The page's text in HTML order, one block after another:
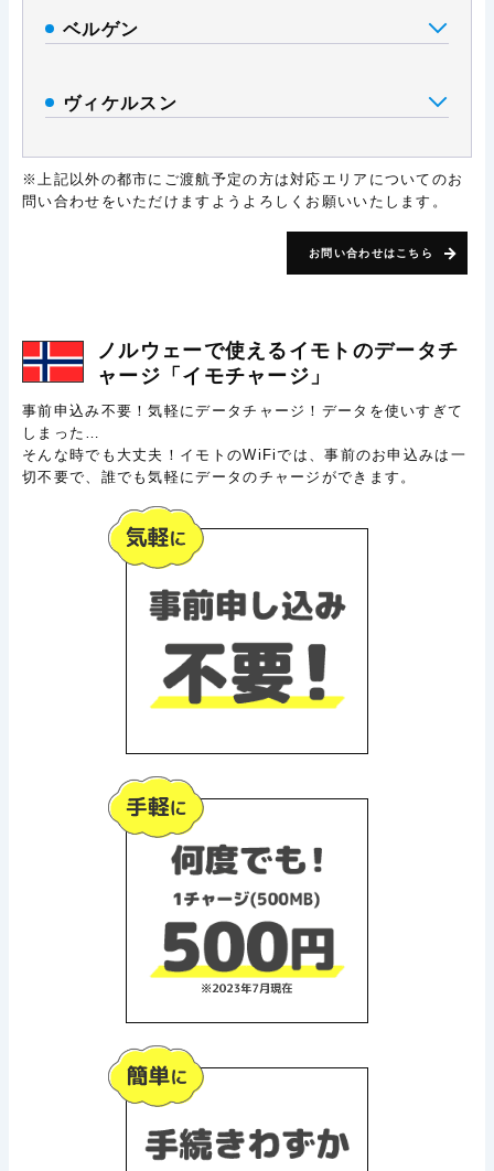
ベルゲン
ヴィケルスン
※上記以外の都市にご渡航予定の方は対応エリアについてのお
問い合わせをいただけますようよろしくお願いいたします。
お問い合わせはこちら
ノルウェーで使える イモトのデータチ
ャージ 「イモチャージ」
事前申込み不要！気軽にデータチャージ！データを使いすぎて
しまった…
そんな時でも大丈夫！イモトのWiFiでは、事前のお申込みは一
切不要で、誰でも気軽にデータのチャージができます。